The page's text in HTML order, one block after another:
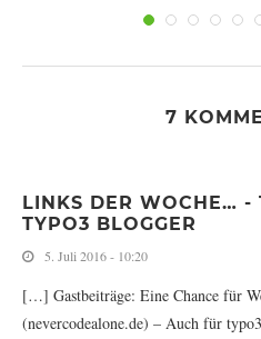
7
LINKS DER WOCHE… -
TYPO3 BLOGGER
5. Juli 2016 - 10:20
[…] Gastbeiträge: Eine Chance für
(nevercodealone.de) – Auch für